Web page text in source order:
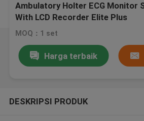
Ambulatory Holter ECG Monitor
With LCD Recorder Elite Plus
MOQ：1 set
Harga terbaik
DESKRIPSI PRODUK